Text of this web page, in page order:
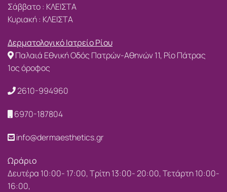
Σάββατο : ΚΛΕΙΣΤΑ
Κυριακή : ΚΛΕΙΣΤΑ
Δερματολογικό Ιατρείο Ρίου
Παλαιά Εθνική Οδός Πατρών-Αθηνών 11, Ρίο Πάτρας
1ος όροφος
2610-994960
6970-187804
info@dermaesthetics.gr
Ωράριο
Δευτέρα 10:00- 17:00, Τρίτη 13:00- 20:00, Τετάρτη 10:00-
16:00,